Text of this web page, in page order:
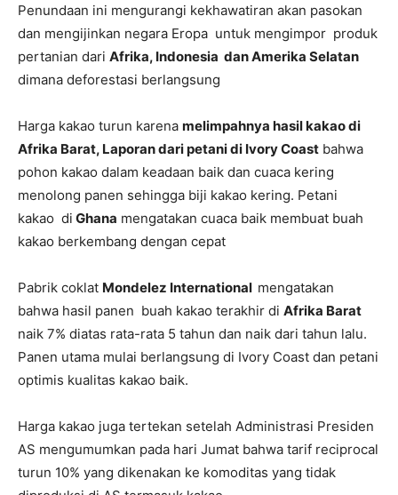
Penundaan ini mengurangi kekhawatiran akan pasokan
dan mengijinkan negara Eropa untuk mengimpor produk
pertanian dari Afrika, Indonesia dan Amerika Selatan
dimana deforestasi berlangsung
Harga kakao turun karena melimpahnya hasil kakao di
Afrika Barat, Laporan dari petani di Ivory Coast bahwa
pohon kakao dalam keadaan baik dan cuaca kering
menolong panen sehingga biji kakao kering. Petani
kakao di Ghana mengatakan cuaca baik membuat buah
kakao berkembang dengan cepat
Pabrik coklat Mondelez International mengatakan
bahwa hasil panen buah kakao terakhir di Afrika Barat
naik 7% diatas rata-rata 5 tahun dan naik dari tahun lalu.
Panen utama mulai berlangsung di Ivory Coast dan petani
optimis kualitas kakao baik.
Harga kakao juga tertekan setelah Administrasi Presiden
AS mengumumkan pada hari Jumat bahwa tarif reciprocal
turun 10% yang dikenakan ke komoditas yang tidak